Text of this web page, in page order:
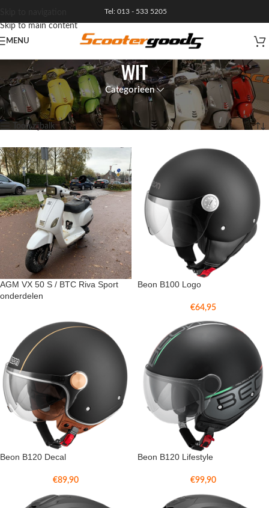
Skip to main content
Tel: 013 - 533 5205
MENU
wit
Categorieen
Home Resultaat 1–12 van de 19 resultaten wordt getoond
Toon zijbalk
AGM VX 50 S / BTC Riva Sport
onderdelen
Beon B100 Logo
€64,95
Beon B120 Decal
€89,90
Beon B120 Lifestyle
€99,90